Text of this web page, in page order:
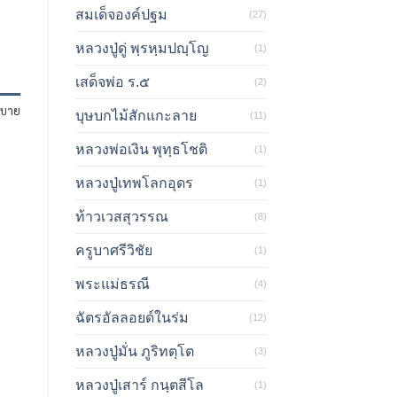
าย
สมเด็จองค์ปฐม (27)
หลวงปู่ดู่ พฺรหฺมปญฺโญ (1)
เสด็จพ่อ ร.๕ (2)
บุษบกไม้สักแกะลาย (11)
หลวงพ่อเงิน พุทฺธโชติ (1)
หลวงปู่เทพโลกอุดร (1)
ท้าวเวสสุวรรณ (8)
ครูบาศรีวิชัย (1)
พระแม่ธรณี (4)
ฉัตรอัลลอยด์ในร่ม (12)
หลวงปู่มั่น ภูริทตฺโต (3)
หลวงปู่เสาร์ กนฺตสีโล (1)